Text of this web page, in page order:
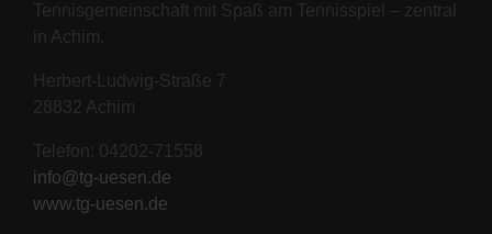
Tennisgemeinschaft mit Spaß am Tennisspiel – zentral
in Achim.
Herbert-Ludwig-Straße 7
28832 Achim
Telefon: 04202-71558
info@tg-uesen.de
www.tg-uesen.de